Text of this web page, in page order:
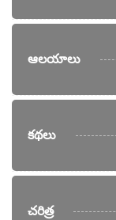
ఆలయాలు
కథలు
చరిత్ర